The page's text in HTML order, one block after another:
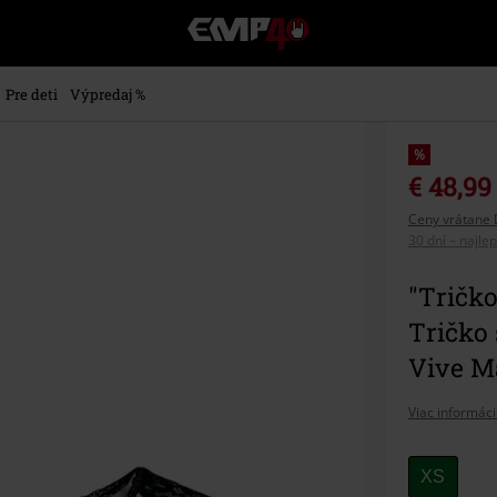
EMP
-
Hudba,
Pre deti
Výpredaj %
%
€ 48,99
Ceny vrátane
30 dní –
Tričko
Vive
Viac
Vyberte
XS